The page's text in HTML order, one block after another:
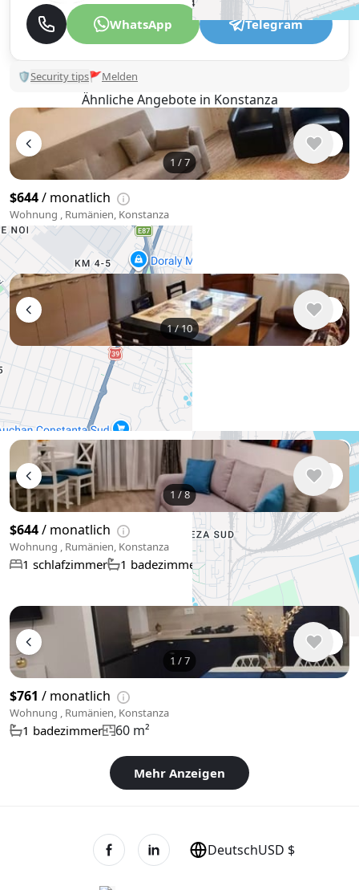
+−
Use two fingers to move the map
WhatsApp Telegram
🛡Security tips🚩Melden
Ähnliche Angebote in Konstanza
1 /7
$644/ monatlich
Wohnung , Rumänien, Konstanza
54 m²
1/10
$585 / monatlich
Wohnung , Rumänien, Konstanza
64 m²
1 /8
$644/ monatlich
Wohnung , Rumänien, Konstanza
1 schlafzimmer 1 badezimmer 60 m²
1 /7
$761 / monatlich
Wohnung , Rumänien, Konstanza
1 badezimmer 60 m²
Mehr Anzeigen
DeutschUSD $